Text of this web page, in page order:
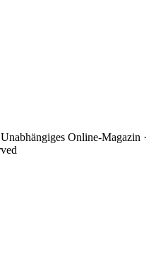
Online-Magazin ·